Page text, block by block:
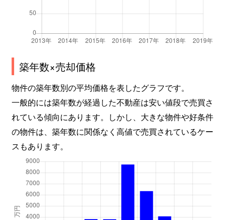
築年数×売却価格
物件の築年数別の平均価格を表したグラフです。
一般的には築年数が経過した不動産は安い値段で売買さ
れている傾向にあります。しかし、大きな物件や好条件
の物件は、築年数に関係なく高値で売買されているケー
スもあります。